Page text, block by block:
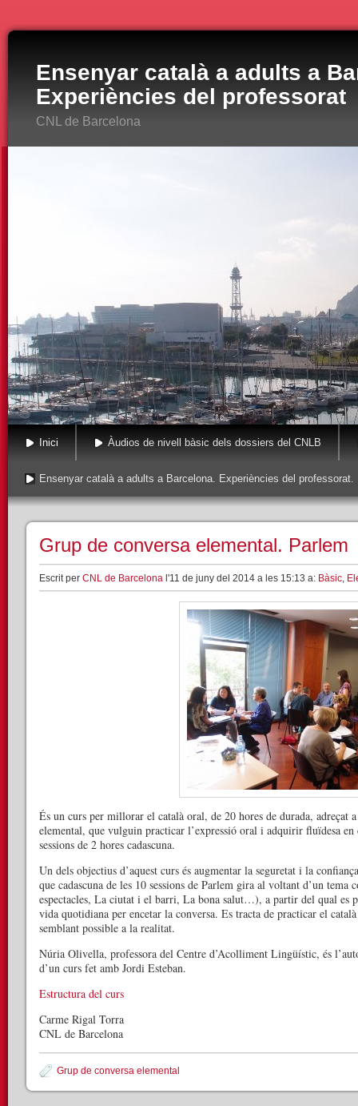
Ensenyar català a adults a
Experiències del professorat
CNL de Barcelona
Inici Àudios de nivell bàsic dels dossiers del CNLB
Ensenyar català a adults a Barcelona. Experiències del professorat.
Grup de conversa elemental. Parlem
Escrit per CNL de Barcelona l'11 de juny del 2014 a les 15:13 a: Bàsic,
És un curs per millorar el català oral, de 20 hores de durada, adreçat
elemental, que vulguin practicar l’expressió oral i adquirir fluïdesa
sessions de 2 hores cadascuna.
Un dels objectius d’aquest curs és augmentar la seguretat i la
que cadascuna de les 10 sessions de Parlem gira al voltant d’un
espectacles, La ciutat i el barri, La bona salut…), a partir del qual es
vida quotidiana per encetar la conversa. Es tracta de practicar el
semblant possible a la realitat.
Núria Olivella, professora del Centre d’Acolliment Lingüístic, és
d’un curs fet amb Jordi Esteban.
Estructura del curs
Carme Rigal Torra
CNL de Barcelona
Grup de conversa elemental